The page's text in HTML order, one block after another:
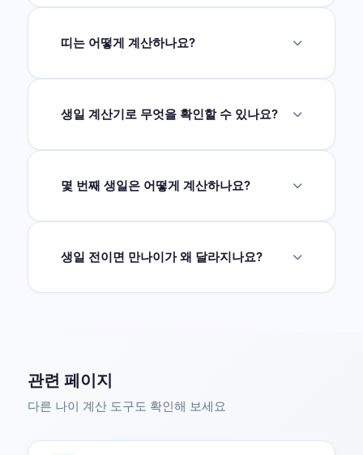
식이에요.
띠는 어떻게 계산하나요?
(음력 기준과 다를 수 있어요)띠 계산기에서 자
생일 계산기로 무엇을 확인할 수 있나요?
지 확인할 수 있습니다.
몇 번째 생일은 어떻게 계산하나요?
36번째 생일입니다.
생일 전이면 만나이가 왜 달라지나요?
관련 페이지
다른 나이 계산 도구도 확인해 보세요